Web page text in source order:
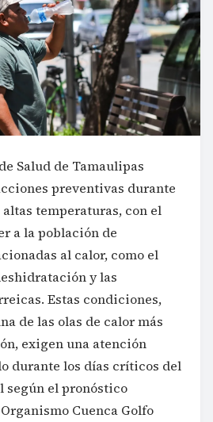
Salud de Tamaulipas
preventivas durante
temperaturas, con el
a la población de
al calor, como el
y las
Estas condiciones,
de las olas de calor más
exigen una atención
durante los días críticos del
según el pronóstico
Cuenca Golfo